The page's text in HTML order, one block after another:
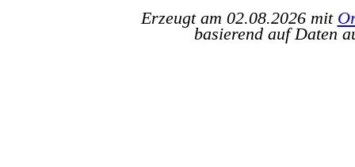
Erzeugt am 02.08.2026 mit
basierend auf Daten